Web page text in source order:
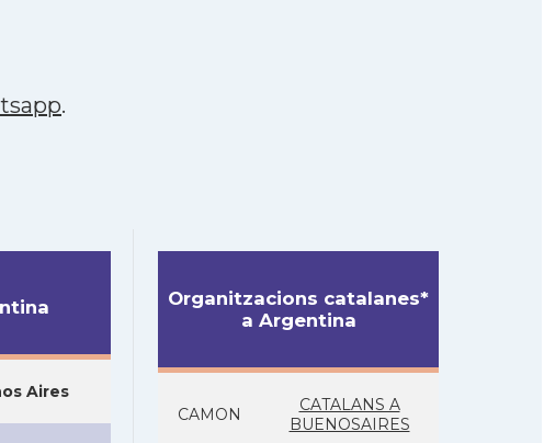
.
Aires
Organitzacions catalanes*
a Argentina
CAMON
CATALANS A
BUENOSAIRES